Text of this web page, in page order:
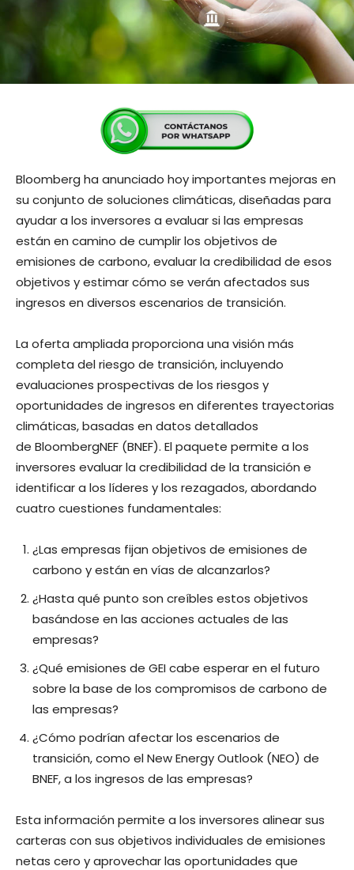
Bloomberg ha anunciado hoy importantes mejoras en
su conjunto de soluciones climáticas, diseñadas para
ayudar a los inversores a evaluar si las empresas
están en camino de cumplir los objetivos de
emisiones de carbono, evaluar la credibilidad de esos
objetivos y estimar cómo se verán afectados sus
ingresos en diversos escenarios de transición.
La oferta ampliada proporciona una visión más
completa del riesgo de transición, incluyendo
evaluaciones prospectivas de los riesgos y
oportunidades de ingresos en diferentes trayectorias
climáticas, basadas en datos detallados
de BloombergNEF (BNEF). El paquete permite a los
inversores evaluar la credibilidad de la transición e
identificar a los líderes y los rezagados, abordando
cuatro cuestiones fundamentales:
¿Las empresas fijan objetivos de emisiones de
carbono y están en vías de alcanzarlos?
¿Hasta qué punto son creíbles estos objetivos
basándose en las acciones actuales de las
empresas?
¿Qué emisiones de GEI cabe esperar en el futuro
sobre la base de los compromisos de carbono de
las empresas?
¿Cómo podrían afectar los escenarios de
transición, como el New Energy Outlook (NEO) de
BNEF, a los ingresos de las empresas?
Esta información permite a los inversores alinear sus
carteras con sus objetivos individuales de emisiones
netas cero y aprovechar las oportunidades que